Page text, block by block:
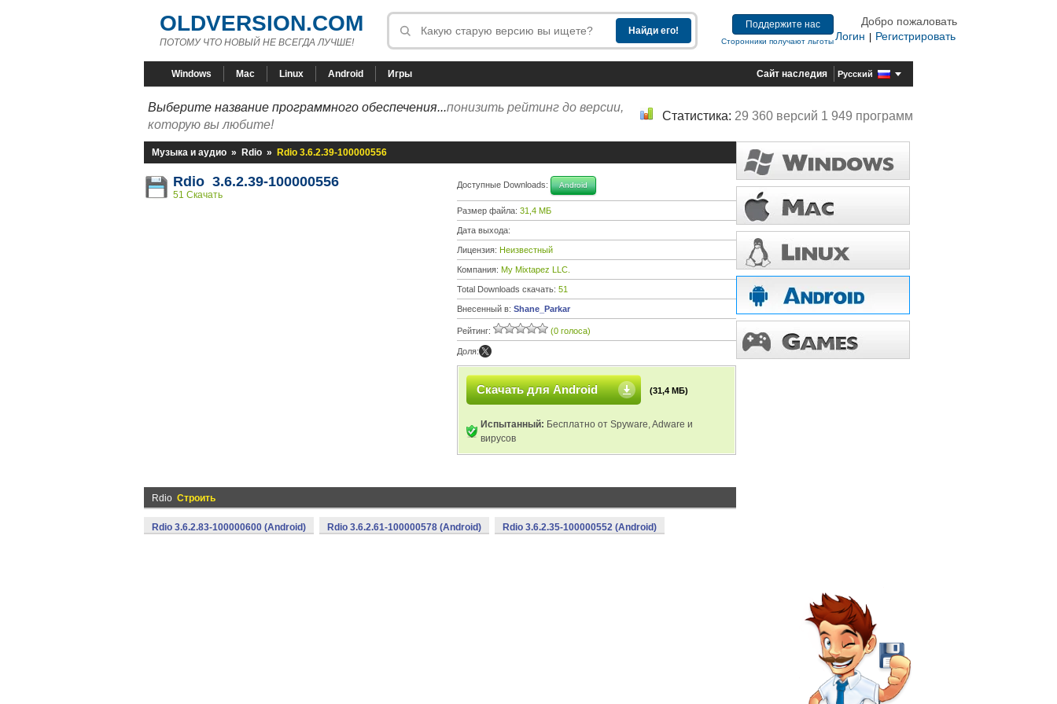
OLDVERSION.COM
ПОТОМУ ЧТО НОВЫЙ НЕ ВСЕГДА ЛУЧШЕ!
Поддержите нас
Сторонники получают льготы
Добро пожаловать
Логин
Регистрировать
Windows Mac Linux Android Игры Сайт наследия Русский
Выберите название программного обеспечения...понизить рейтинг до версии,
которую вы любите!
Статистика: 29 360 версий 1 949 программ
Музыка и аудио » Rdio » Rdio 3.6.2.39-100000556
Rdio 3.6.2.39-100000556
51 Скачать
Доступные Downloads: Android
Размер файла: 31,4 МБ
Дата выхода:
Лицензия: Неизвестный
Компания: My Mixtapez LLC.
Total Downloads скачать: 51
Внесенный в: Shane_Parkar
Рейтинг: (0 голоса)
Доля:
Скачать для Android (31,4 МБ)
Испытанный: Бесплатно от Spyware, Adware и
вирусов
Rdio Строить
Rdio 3.6.2.83-100000600 (Android) Rdio 3.6.2.61-100000578 (Android) Rdio 3.6.2.35-100000552 (Android)